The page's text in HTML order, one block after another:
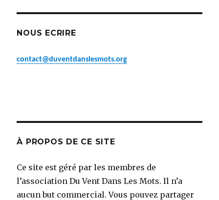
NOUS ECRIRE
contact@duventdanslesmots.org
À PROPOS DE CE SITE
Ce site est géré par les membres de
l’association Du Vent Dans Les Mots. Il n’a
aucun but commercial. Vous pouvez partager